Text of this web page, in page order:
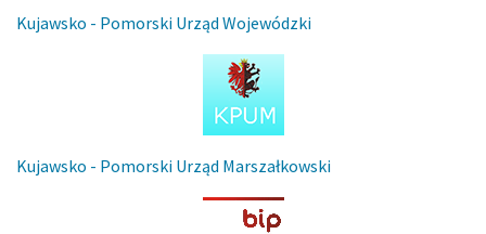
Kujawsko - Pomorski Urząd Wojewódzki
Kujawsko - Pomorski Urząd Marszałkowski